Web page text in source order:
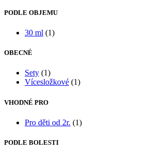
PODLE OBJEMU
30 ml (1)
OBECNÉ
Sety (1)
Vícesložkové (1)
VHODNÉ PRO
Pro děti od 2r. (1)
PODLE BOLESTI